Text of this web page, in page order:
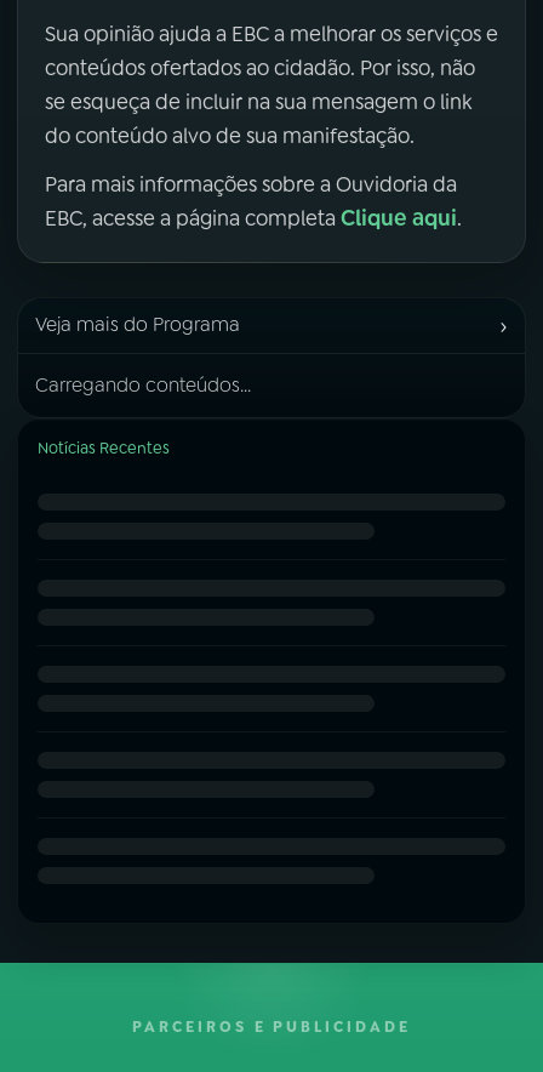
Sua opinião ajuda a EBC a melhorar os serviços e
conteúdos ofertados ao cidadão. Por isso, não
se esqueça de incluir na sua mensagem o link
do conteúdo alvo de sua manifestação.
Para mais informações sobre a Ouvidoria da
EBC, acesse a página completa Clique aqui.
Veja mais do Programa ›
Carregando conteúdos...
Notícias Recentes
PARCEIROS E PUBLICIDADE